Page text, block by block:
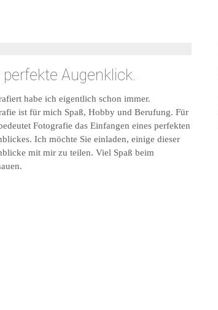
perfekte Augenklick.
habe ich eigentlich schon immer.
ist für mich Spaß, Hobby und Berufung. Für
Fotografie das Einfangen eines perfekten
Ich möchte Sie einladen, einige dieser
mit mir zu teilen. Viel Spaß beim